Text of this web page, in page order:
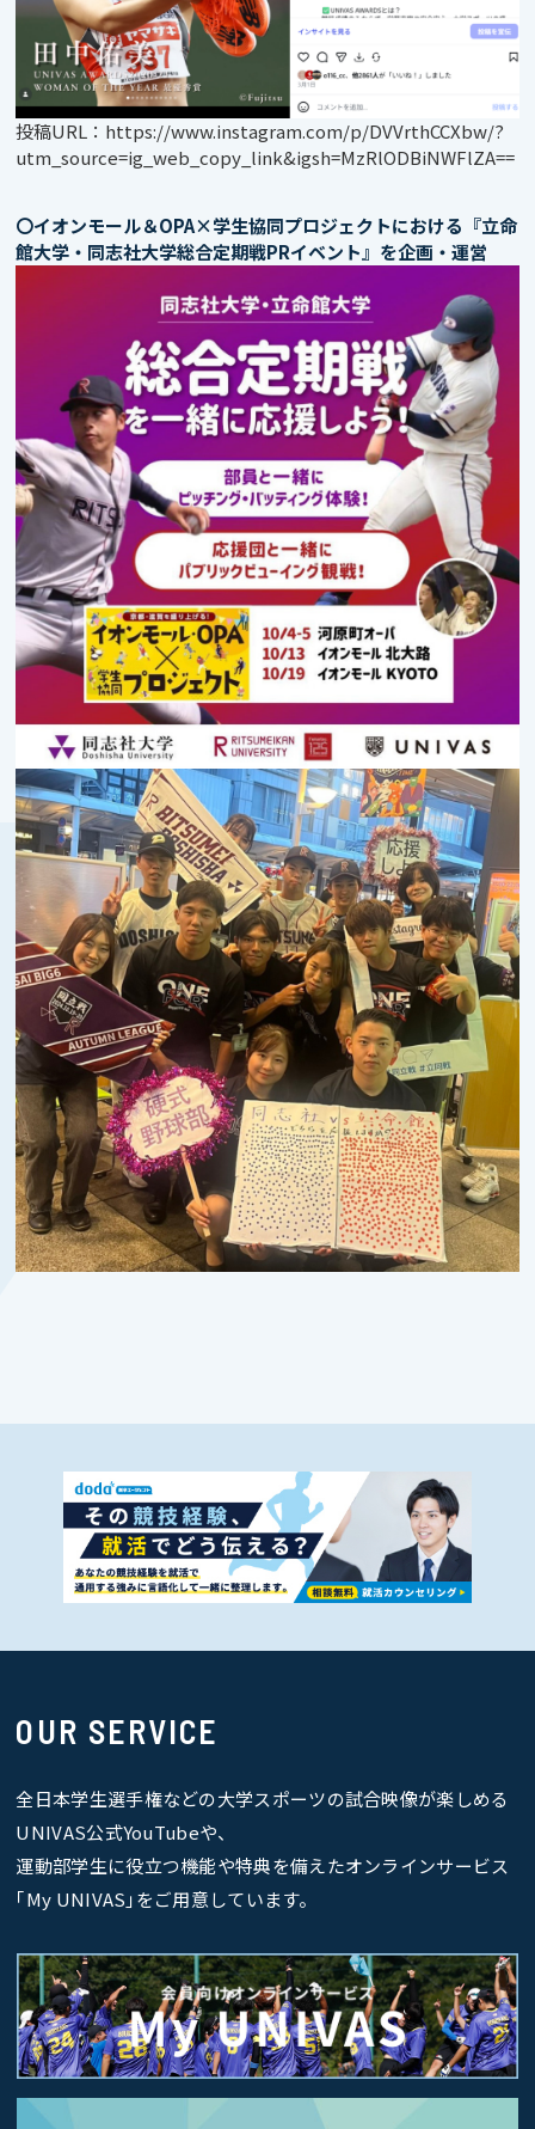
投稿URL： https://www.instagram.com/p/DVVrthCCXbw/?
utm_source=ig_web_copy_link&igsh=MzRlODBiNWFlZA==
〇イオンモール＆OPA×学生協同プロジェクトにおける『立命
館大学・同志社大学総合定期戦PRイベント』を企画・運営
OUR SERVICE
全日本学生選手権などの大学スポーツの試合映像が楽しめる
UNIVAS公式YouTubeや、
運動部学生に役立つ機能や特典を備えたオンラインサービス
｢My UNIVAS｣をご用意しています。